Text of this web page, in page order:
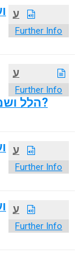
ע
Further Info
ע
Further Info
הלל ושמחה בחנוכה - על שום מה?
ע
Further Info
ע
Further Info